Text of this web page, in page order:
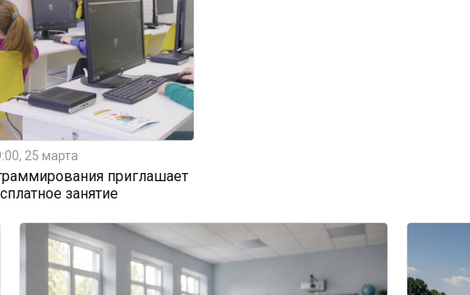
25 марта
приглашает
занятие